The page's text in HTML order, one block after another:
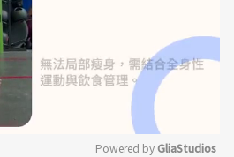
Powered by GliaStudios